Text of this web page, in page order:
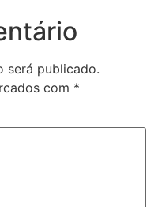
será publicado.
com *